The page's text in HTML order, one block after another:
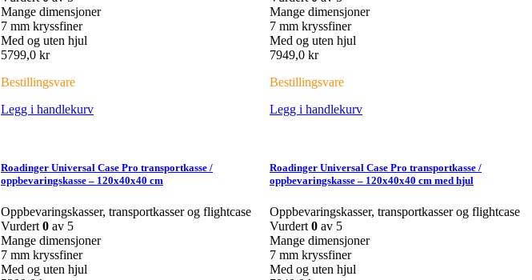
Mange dimensjoner
7 mm kryssfiner
Med og uten hjul
5799,0 kr
Bestillingsvare
Legg i handlekurv
Mange dimensjoner
7 mm kryssfiner
Med og uten hjul
7949,0 kr
Bestillingsvare
Legg i handlekurv
Roadinger Universal Case Pro transportkasse /
oppbevaringskasse – 120x40x40 cm
Oppbevaringskasser, transportkasser og flightcase
Vurdert 0 av 5
Mange dimensjoner
7 mm kryssfiner
Med og uten hjul
Roadinger Universal Case Pro transportkasse /
oppbevaringskasse – 120x40x40 cm med hjul
Oppbevaringskasser, transportkasser og flightcase
Vurdert 0 av 5
Mange dimensjoner
7 mm kryssfiner
Med og uten hjul